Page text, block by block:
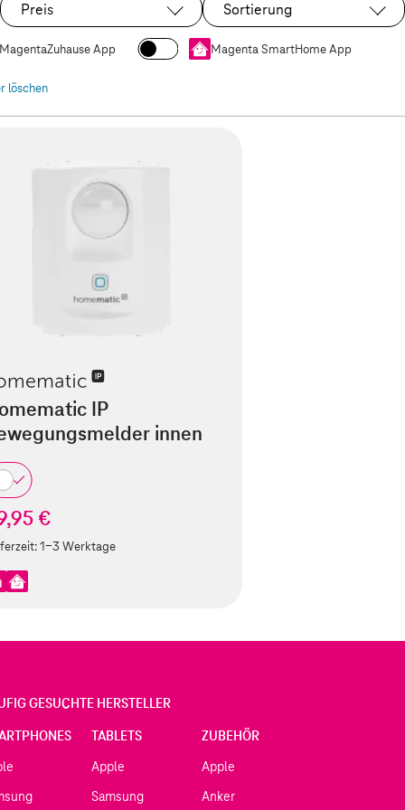
Preis Sortierung
MagentaZuhause App Magenta SmartHome App
löschen
IP
innen
€
1-3 Werktage
GESUCHTE HERSTELLER
TABLETS
Apple
Samsung
ZUBEHÖR
Apple
Anker